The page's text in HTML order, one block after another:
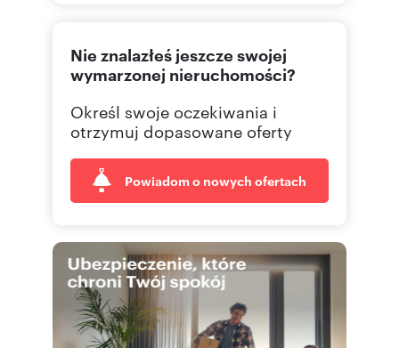
603 22 Pokaż telefon
Nie znalazłeś jeszcze swojej
wymarzonej nieruchomości?
Określ swoje oczekiwania i
otrzymuj dopasowane oferty
Powiadom o nowych ofertach